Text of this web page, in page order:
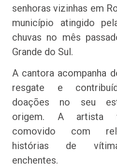
senhoras vizinhas em
município atingido
chuvas no mês
Grande do Sul.
A cantora acompanha
resgate e
doações no seu
origem. A artista
comovido com
histórias de
enchentes.